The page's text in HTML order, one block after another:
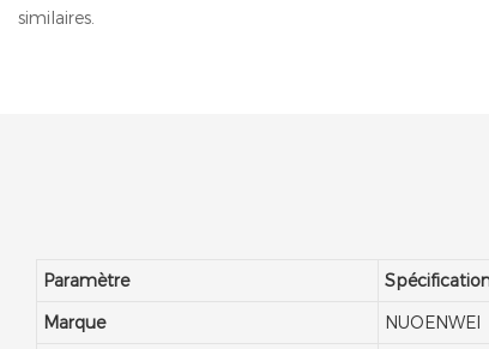
similaires.
Paramètre
Marque
NUOENWEI